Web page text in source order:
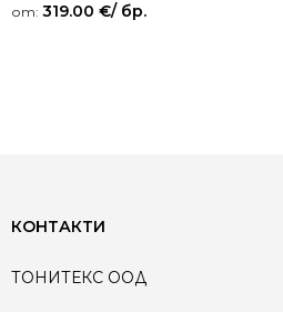
от: 319.00 €/ бр.
КОНТАКТИ
ТОНИТЕКС ООД